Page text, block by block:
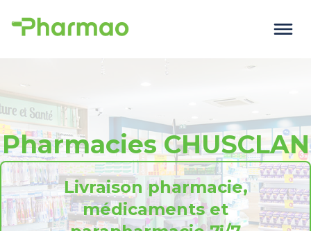
Pharmacies CHUSCLAN
Livraison pharmacie,
médicaments et